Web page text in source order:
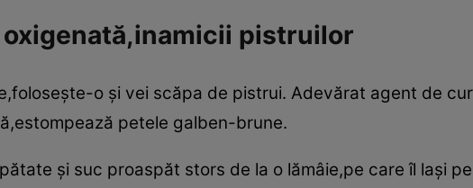
oxigenată,inamicii pistruilor
o şi vei scăpa de pistrui. Adevărat agent de
petele galben-brune.
şi suc proaspăt stors de la o lămâie,pe care îl laşi